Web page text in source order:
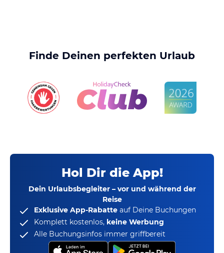
Finde Deinen perfekten Urlaub
Hol Dir die App!
Dein Urlaubsbegleiter – vor und während der
Reise
Exklusive App-Rabatte auf Deine Buchungen
Komplett kostenlos, keine Werbung
Alle Buchungsinfos immer griffbereit